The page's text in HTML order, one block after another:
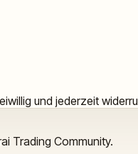
und jederzeit
Trading Community.